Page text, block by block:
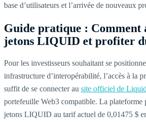
base d’utilisateurs et l’arrivée de nouveaux
Guide pratique : Comment
jetons LIQUID et profiter
Pour les investisseurs souhaitant se
infrastructure d’interopérabilité, l’accès à la
suffit de se connecter au site officiel de
portefeuille Web3 compatible. La plateforme
jetons LIQUID au tarif actuel de 0,01475 $